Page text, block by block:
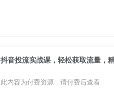
抖音投流实战课，轻松获取流量，
此内容为付费资源，请付费后查看